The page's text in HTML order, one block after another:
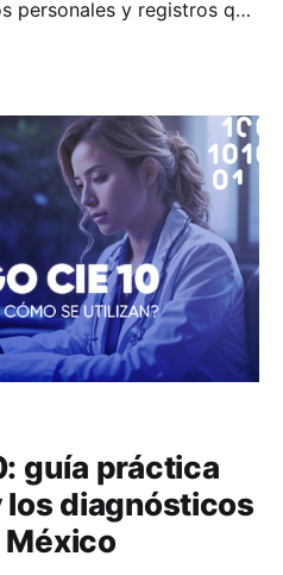
personales y registros que
un experto en salud.
exámenes de
entre otros se almacenan
guía práctica
los diagnósticos
México